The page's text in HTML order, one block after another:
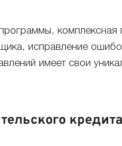
исправление
имеет свои
кредита